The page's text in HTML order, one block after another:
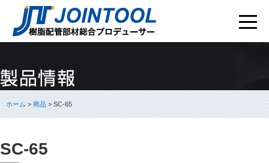
ホーム>商品> SC-65
SC-65